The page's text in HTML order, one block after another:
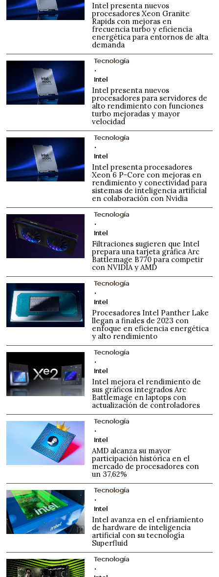
Intel presenta nuevos
procesadores Xeon Granite
Rapids con mejoras en
frecuencia turbo y eficiencia
energética para entornos de alta
demanda
Tecnología
Intel
Intel presenta nuevos
procesadores para servidores de
alto rendimiento con funciones
turbo mejoradas y mayor
velocidad
Tecnología
Intel
Intel presenta procesadores
Xeon 6 P-Core con mejoras en
rendimiento y conectividad para
sistemas de inteligencia artificial
en colaboración con Nvidia
Tecnología
Intel
Filtraciones sugieren que Intel
prepara una tarjeta gráfica Arc
Battlemage B770 para competir
con NVIDIA y AMD
Tecnología
Intel
Procesadores Intel Panther Lake
llegan a finales de 2023 con
enfoque en eficiencia energética
y alto rendimiento
Tecnología
Intel
Intel mejora el rendimiento de
sus gráficos integrados Arc
Battlemage en laptops con
actualización de controladores
Tecnología
Intel
AMD alcanza su mayor
participación histórica en el
mercado de procesadores con
un 37,62%
Tecnología
Intel
Intel avanza en el enfriamiento
de hardware de inteligencia
artificial con su tecnología
Superfluid
Tecnología